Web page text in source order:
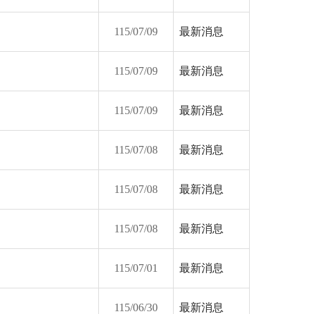
115/07/09 最新消息
115/07/09 最新消息
115/07/09 最新消息
115/07/08 最新消息
115/07/08 最新消息
115/07/08 最新消息
115/07/01 最新消息
115/06/30 最新消息